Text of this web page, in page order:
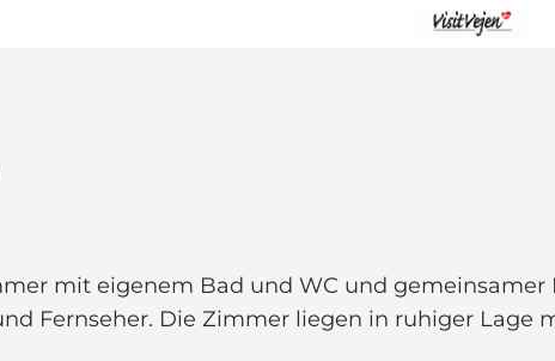
mit eigenem Bad und WC und gemeinsamer
Fernseher. Die Zimmer liegen in ruhiger Lage